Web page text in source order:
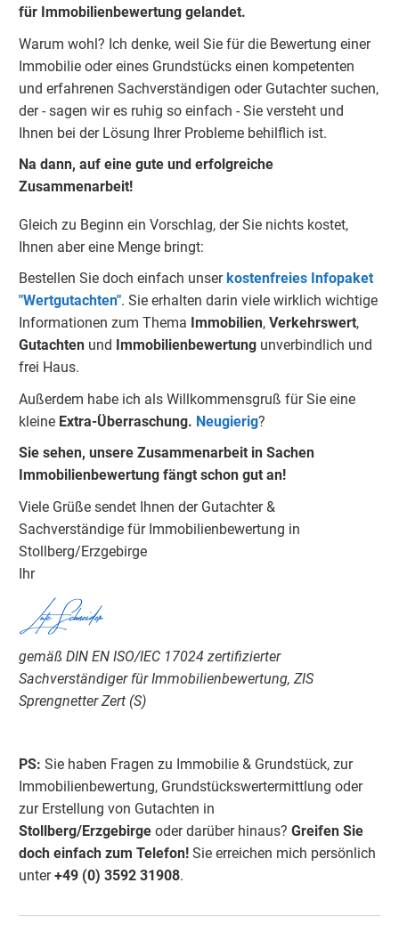
für Immobilienbewertung gelandet.
Warum wohl? Ich denke, weil Sie für die Bewertung einer
Immobilie oder eines Grundstücks einen kompetenten
und erfahrenen Sachverständigen oder Gutachter suchen,
der - sagen wir es ruhig so einfach - Sie versteht und
Ihnen bei der Lösung Ihrer Probleme behilflich ist.
Na dann, auf eine gute und erfolgreiche
Zusammenarbeit!
Gleich zu Beginn ein Vorschlag, der Sie nichts kostet,
Ihnen aber eine Menge bringt:
Bestellen Sie doch einfach unser kostenfreies Infopaket
"Wertgutachten". Sie erhalten darin viele wirklich wichtige
Informationen zum Thema Immobilien, Verkehrswert,
Gutachten und Immobilienbewertung unverbindlich und
frei Haus.
Außerdem habe ich als Willkommensgruß für Sie eine
kleine Extra-Überraschung. Neugierig?
Sie sehen, unsere Zusammenarbeit in Sachen
Immobilienbewertung fängt schon gut an!
Viele Grüße sendet Ihnen der Gutachter &
Sachverständige für Immobilienbewertung in
Stollberg/Erzgebirge
Ihr
Lutz Schneider
gemäß DIN EN ISO/IEC 17024 zertifizierter
Sachverständiger für Immobilienbewertung, ZIS
Sprengnetter Zert (S)
PS: Sie haben Fragen zu Immobilie & Grundstück, zur
Immobilienbewertung, Grundstückswertermittlung oder
zur Erstellung von Gutachten in
Stollberg/Erzgebirge oder darüber hinaus? Greifen Sie
doch einfach zum Telefon! Sie erreichen mich persönlich
unter+49 (0) 3592 31908.